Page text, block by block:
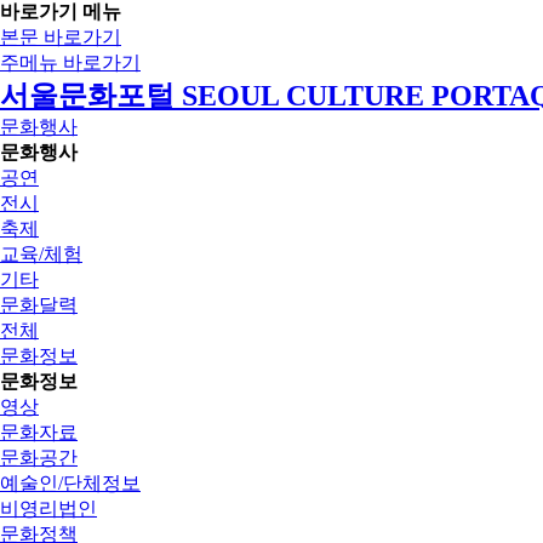
바로가기 메뉴
본문 바로가기
주메뉴 바로가기
서울문화포털 SEOUL CULTURE
문화행사
문화행사
공연
전시
축제
교육/체험
기타
문화달력
전체
문화정보
문화정보
영상
문화자료
문화공간
예술인/단체정보
비영리법인
문화정책